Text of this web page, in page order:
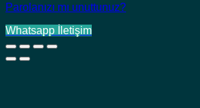
Parolanızı mı unuttunuz?
Whatsapp İletişim